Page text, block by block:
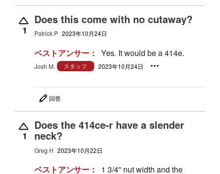
1
Does this come with no cutaway?
Patrick P 2023年10月24日
ベストアンサー： Yes. It would be a 414e.
Josh M. スタッフ 2023年10月24日
回答
1
Does the 414ce-r have a slender
neck?
Greg H 2023年10月22日
ベストアンサー：
1 3/4" nut width and the